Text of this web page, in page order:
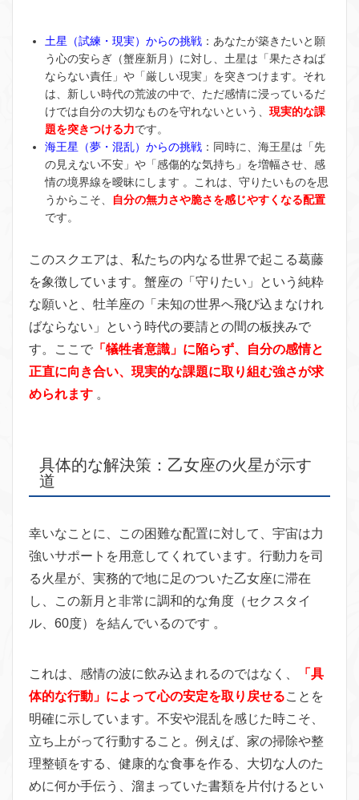
土星（試練・現実）からの挑戦 ：あなたが築きたいと願
う心の安らぎ（蟹座新月）に対し、土星は「果たさねば
ならない責任」や「厳しい現実」を突きつけます。それ
は、新しい時代の荒波の中で、ただ感情に浸っているだ
けでは自分の大切なものを守れないという、 現実的な課
題を突きつける力です。
海王星（夢・混乱）からの挑戦 ：同時に、海王星は「先
の見えない不安」や「感傷的な気持ち」を増幅させ、感
情の境界線を曖昧にします 。これは、守りたいものを思
うからこそ、
自分の無力さや脆さを感じやすくなる配置
です。
このスクエアは、私たちの内なる世界で起こる葛藤
を象徴しています。蟹座の「守りたい」という純粋
な願いと、牡羊座の「未知の世界へ飛び込まなけれ
ばならない」という時代の要請との間の板挟みで
す。ここで 「犠牲者意識」に陥らず、自分の感情と
正直に向き合い、現実的な課題に取り組む強さが求
められます 。
具体的な解決策：乙女座の火星が示す
道
幸いなことに、この困難な配置に対して、宇宙は力
強いサポートを用意してくれています。行動力を司
る火星が、実務的で地に足のついた乙女座に滞在
し、この新月と非常に調和的な角度（セクスタイ
ル、60度）を結んでいるのです 。
これは、感情の波に飲み込まれるのではなく、
「具
体的な行動」によって心の安定を取り戻せることを
明確に示しています。不安や混乱を感じた時こそ、
立ち上がって行動すること。例えば、家の掃除や整
理整頓をする、健康的な食事を作る、大切な人のた
めに何か手伝う、溜まっていた書類を片付けるとい